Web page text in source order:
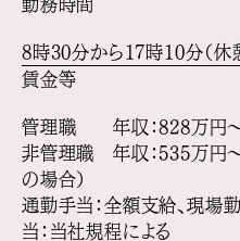
勤務時間
8時30分から17時10分（休
賃金等
管理職 年収：828万円
非管理職 年収：535万円
の場合）
通勤手当：全額支給、現場
当：当社規程による